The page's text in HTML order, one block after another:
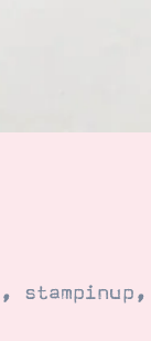
, stampinup,